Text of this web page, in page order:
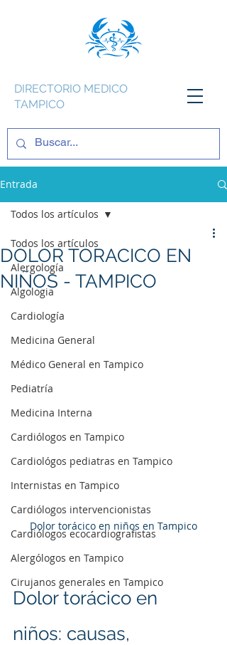
DIRECTORIO MEDICO
TAMPICO
Entrada
Todos los artículos
Alergología
Algologia
Cardiología
Medicina General
Médico General en Tampico
Pediatría
Medicina Interna
Cardiólogos en Tampico
Cardiológos pediatras en Tampico
Internistas en Tampico
Cardiólogos intervencionistas
Cardiólogos ecocardiografistas
Alergólogos en Tampico
Cirujanos generales en Tampico
Todos los artículos
DOLOR TORACICO EN
NIÑOS - TAMPICO
Dolor torácico en niños en Tampico
Dolor torácico en
niños: causas,